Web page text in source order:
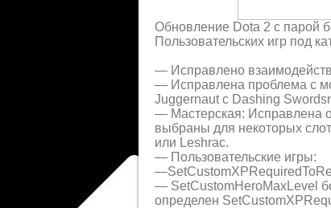
Обновление Dota 2 с парой
Пользовательских игр под
— Исправлено
— Исправлена проблема с
Juggernaut с Dashing
— Мастерская: Исправлена
выбраны для некоторых
или Leshrac.
— Пользовательские игры:
— SetCustomHeroMaxLevel
определен